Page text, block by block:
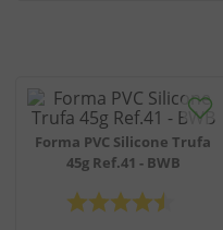
Forma PVC Silicone Trufa
45g Ref.41 - BWB